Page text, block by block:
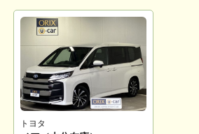
トヨタ